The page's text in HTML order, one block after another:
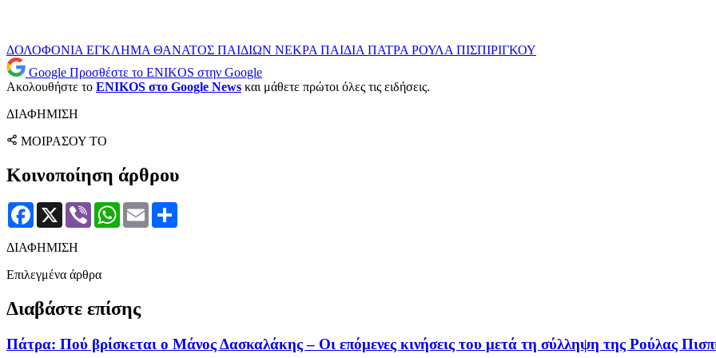
ΔΟΛΟΦΟΝΙΑ ΕΓΚΛΗΜΑ ΘΑΝΑΤΟΣ ΠΑΙΔΙΩΝ ΝΕΚΡΑ ΠΑΙΔΙΑ ΠΑΤΡΑ ΡΟΥΛΑ ΠΙΣΠΙΡΙΓΚΟΥ
Google Προσθέστε το ENIKOS στην Google
Ακολουθήστε το ENIKOS στο Google News και μάθετε πρώτοι όλες τις ειδήσεις.
ΔΙΑΦΗΜΙΣΗ
ΜΟΙΡΑΣΟΥ ΤΟ
Κοινοποίηση άρθρου
Facebook
X Viber WhatsApp
Email
ΔΙΑΦΗΜΙΣΗ
Επιλεγμένα άρθρα
Διαβάστε επίσης
Πάτρα: Πού βρίσκεται ο Μάνος Δασκαλάκης – Οι επόμενες κινήσεις του μετά τη σύλληψη της Ρούλας